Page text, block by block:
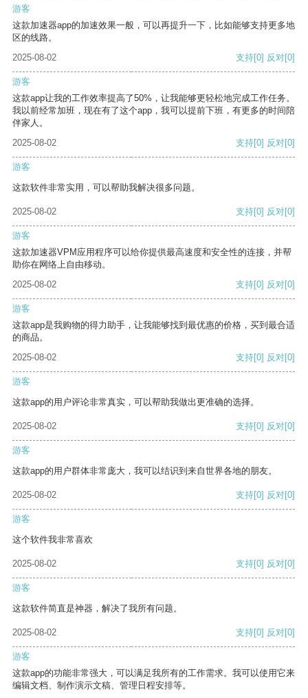
游客
这款加速器app的加速效果一般，可以再提升一下，比如能够支持更多地
区的线路。
2025-08-02
支持[0] 反对[0]
游客
这款app让我的工作效率提高了50%，让我能够更轻松地完成工作任务。
我以前经常加班，现在有了这个app，我可以提前下班，有更多的时间陪
伴家人。
2025-08-02
支持[0] 反对[0]
游客
这款软件非常实用，可以帮助我解决很多问题。
2025-08-02 支持[0] 反对[0]
游客
这款加速器VPM应用程序可以给你提供最高速度和安全性的连接，并帮
助你在网络上自由移动。
2025-08-02
支持[0] 反对[0]
游客
这款app是我购物的得力助手，让我能够找到最优惠的价格，买到最合适
的商品。
2025-08-02
支持[0] 反对[0]
游客
这款app的用户评论非常真实，可以帮助我做出更准确的选择。
2025-08-02 支持[0] 反对[0]
游客
这款app的用户群体非常庞大，我可以结识到来自世界各地的朋友。
2025-08-02 支持[0] 反对[0]
游客
这个软件我非常喜欢
2025-08-02 支持[0] 反对[0]
游客
这款软件简直是神器，解决了我所有问题。
2025-08-02 支持[0] 反对[0]
游客
这款app的功能非常强大，可以满足我所有的工作需求。我可以使用它来
编辑文档、制作演示文稿、管理日程安排等。